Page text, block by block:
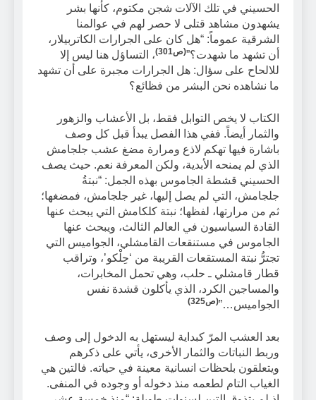
الحسيني في تلك الآلات شجن مكتوم، كأنها بشر
يشهدون مشاهد قتلى لا حصر لهم في عوالمنا
الشرقية عموماً: “هل كان على الجرارات الكاتربيلار،
أن تشهد ما شهدت؟”(ص301)
، التساؤل هنا ليس إلا
للالحاح على سؤال: هل الجرارات مجبرة على أن تشهد
ما نشاهده نحن البشر من فظائع؟
الكتاب لا يخص التوابل فقط، بل الأعشاب والزهور
والثمار أيضاً. ففي هذا الفصل يبدأ قبل كل وصف
باشارة فيها تهكم لاذع ومرارة مضغ عشب جلجامش
الذي لم يمنحه الأبدية، ولكن المعرفة نعم. حيث يصف
الحسيني قشطة الجاموس بهذه الجمل: “نبتةُ
جلجامش، التي لم يصل إليها، غير جلجامش، فمضغها؛
ثم من مرارتها، لفظها؛ نبتة كلكامش التي يبحث عنها
القادة السياسيون في العالم الثالث، ويبحث عنها
الجاموس في مستنقعات القامشلي، الجواميس التي
تجترُّ نبتة المستقعات القريبة من ‘حِلْكو’، وتراقب
قطار قامشلي ـ حلب، وهي تحمل المخابرات،
والمساجين الكرد، الذي يأكلون قشدة نفس
الجواميس…”(ص325 )
بعد العشب المرّ كبداية ليستهل به الدخول إلى وصف
وربط النباتات والثمار الأخرى، يأتي على ذكرهم
ويتعلقون بلحظات انسانية معينة في حياته. فالتين هي
الغياب التام لطعمه منذ دخوله أو وجوده في المنفى.